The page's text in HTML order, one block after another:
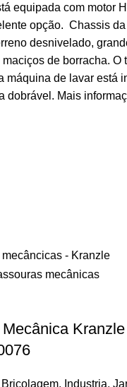
equipada com motor
opção. Chassis
desnivelado,
maciços de borracha. O
máquina de lavar está
dobrável. Mais
Bricolagem, Industria,